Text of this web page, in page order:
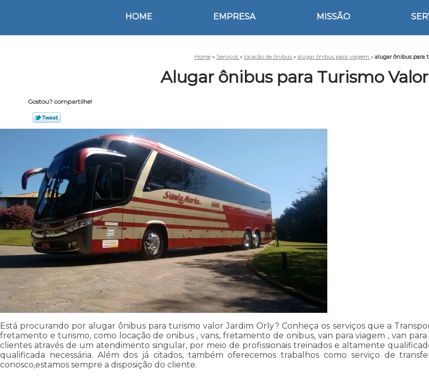
HOME EMPRESA MISSÃO
Home » Serviços » locação de ônibus » alugar ônibus para viagem » alugar ônibus para
Alugar ônibus para Turismo
Gostou? compartilhe!
Está procurando por alugar ônibus para turismo valor Jardim Orly? Conheça os serviços que a
fretamento e turismo, como locação de onibus , vans, fretamento de onibus, van para viagem , van
clientes através de um atendimento singular, por meio de profissionais treinados e altamente
qualificada necessária. Além dos já citados, também oferecemos trabalhos como serviço de
conosco,estamos sempre a disposição do cliente.